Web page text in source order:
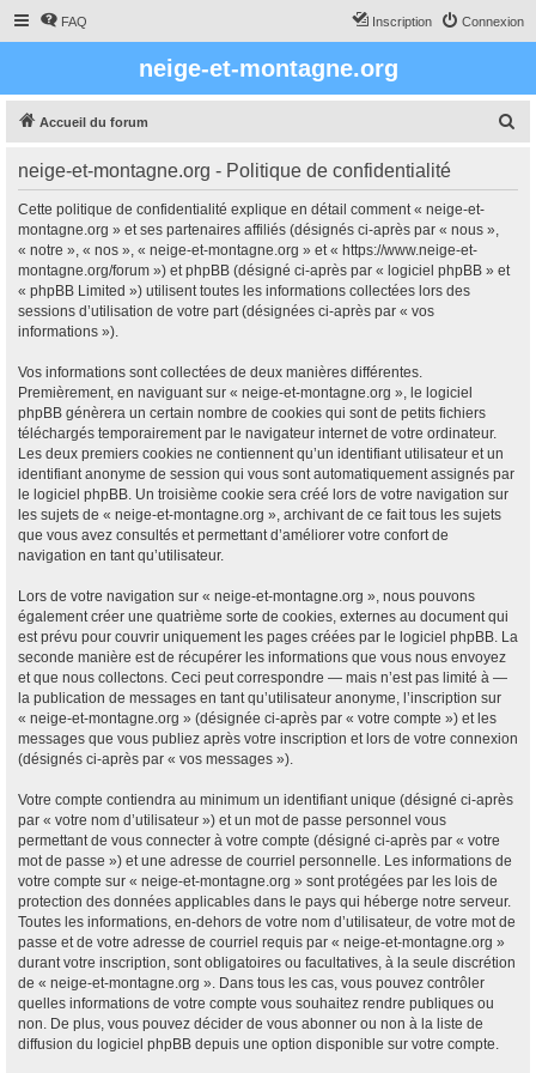
FAQ Connexion
Inscription
neige-et-montagne.org
Accueil du forum
neige-et-montagne.org - Politique de confidentialité
Cette politique de confidentialité explique en détail comment « neige-et-
montagne.org » et ses partenaires affiliés (désignés ci-après par « nous »,
« notre », « nos », « neige-et-montagne.org » et « https://www.neige-et-
montagne.org/forum ») et phpBB (désigné ci-après par « logiciel phpBB » et
« phpBB Limited ») utilisent toutes les informations collectées lors des
sessions d’utilisation de votre part (désignées ci-après par « vos
informations »).
Vos informations sont collectées de deux manières différentes.
Premièrement, en naviguant sur « neige-et-montagne.org », le logiciel
phpBB génèrera un certain nombre de cookies qui sont de petits fichiers
téléchargés temporairement par le navigateur internet de votre ordinateur.
Les deux premiers cookies ne contiennent qu’un identifiant utilisateur et un
identifiant anonyme de session qui vous sont automatiquement assignés par
le logiciel phpBB. Un troisième cookie sera créé lors de votre navigation sur
les sujets de « neige-et-montagne.org », archivant de ce fait tous les sujets
que vous avez consultés et permettant d’améliorer votre confort de
navigation en tant qu’utilisateur.
Lors de votre navigation sur « neige-et-montagne.org », nous pouvons
également créer une quatrième sorte de cookies, externes au document qui
est prévu pour couvrir uniquement les pages créées par le logiciel phpBB. La
seconde manière est de récupérer les informations que vous nous envoyez
et que nous collectons. Ceci peut correspondre — mais n’est pas limité à —
la publication de messages en tant qu’utilisateur anonyme, l’inscription sur
« neige-et-montagne.org » (désignée ci-après par « votre compte ») et les
messages que vous publiez après votre inscription et lors de votre connexion
(désignés ci-après par « vos messages »).
Votre compte contiendra au minimum un identifiant unique (désigné ci-après
par « votre nom d’utilisateur ») et un mot de passe personnel vous
permettant de vous connecter à votre compte (désigné ci-après par « votre
mot de passe ») et une adresse de courriel personnelle. Les informations de
votre compte sur « neige-et-montagne.org » sont protégées par les lois de
protection des données applicables dans le pays qui héberge notre serveur.
Toutes les informations, en-dehors de votre nom d’utilisateur, de votre mot de
passe et de votre adresse de courriel requis par « neige-et-montagne.org »
durant votre inscription, sont obligatoires ou facultatives, à la seule discrétion
de « neige-et-montagne.org ». Dans tous les cas, vous pouvez contrôler
quelles informations de votre compte vous souhaitez rendre publiques ou
non. De plus, vous pouvez décider de vous abonner ou non à la liste de
diffusion du logiciel phpBB depuis une option disponible sur votre compte.